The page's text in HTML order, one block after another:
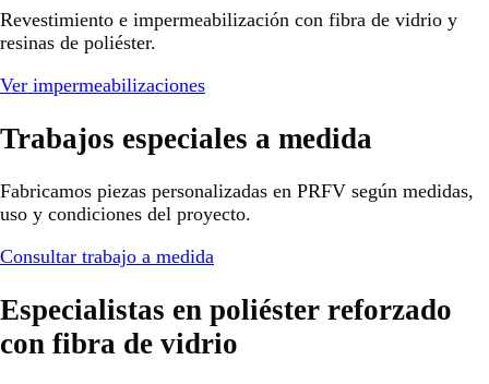
Revestimiento e impermeabilización con fibra de vidrio y
resinas de poliéster.
Ver impermeabilizaciones
Trabajos especiales a medida
Fabricamos piezas personalizadas en PRFV según medidas,
uso y condiciones del proyecto.
Consultar trabajo a medida
Especialistas en poliéster reforzado
con fibra de vidrio